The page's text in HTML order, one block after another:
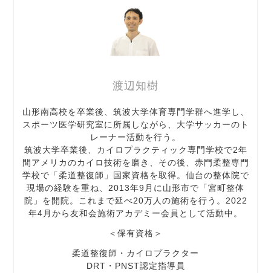
渡辺知樹
山形南高校を卒業後、筑波大学体育専門学群へ進学し、
スポーツ医学研究室に所属しながら、大学サッカーのト
レーナー活動を行う。
筑波大学卒業後、カイロプラクティック専門学校で2年
間アメリカのカイロ技術を磨き、その後、赤門柔整専門
学校で「柔道整復師」国家資格を取得。仙台の整体院で
現場の経験を重ね、2013年9月に山形市で「宮町整体
院」を開院。これまで延べ20万人の施術を行う。2022
年4月から友和会施術アカデミー会員として活動中。
＜保有資格＞
柔道整復師・カイロプラクター
DRT・PNST認定指導員